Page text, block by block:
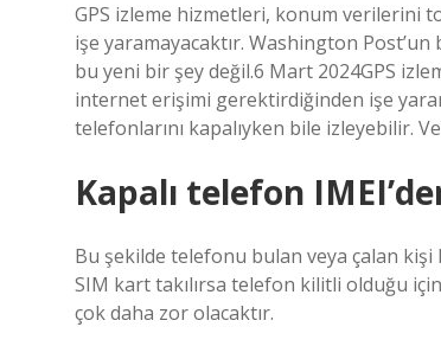
GPS izleme hizmetleri, konum verilerini
işe yaramayacaktır. Washington
bu yeni bir şey değil.6 Mart 2024GPS
internet erişimi gerektirdiğinden işe
telefonlarını kapalıyken bile izleyebilir.
Kapalı telefon
Bu şekilde telefonu bulan veya çalan
SIM kart takılırsa telefon kilitli olduğu
çok daha zor olacaktır.